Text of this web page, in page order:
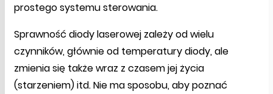
prostego systemu sterowania.
Sprawność diody laserowej zależy od wielu
czynników, głównie od temperatury diody, ale
zmienia się także wraz z czasem jej życia
(starzeniem) itd. Nie ma sposobu, aby poznać